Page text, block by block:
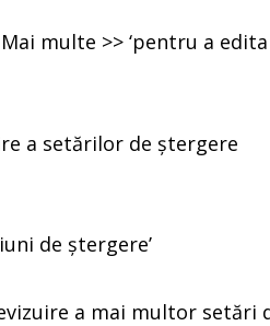
multe >> ‘pentru a edita
de ștergere’